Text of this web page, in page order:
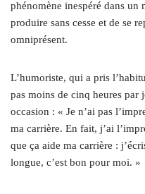
phénomène inespéré dans
produire sans cesse et de se
omniprésent.
L’humoriste, qui a pris
pas moins de cinq heures par
occasion : « Je n’ai pas
ma carrière. En fait, j’ai
que ça aide ma carrière :
longue, c’est bon pour moi. »